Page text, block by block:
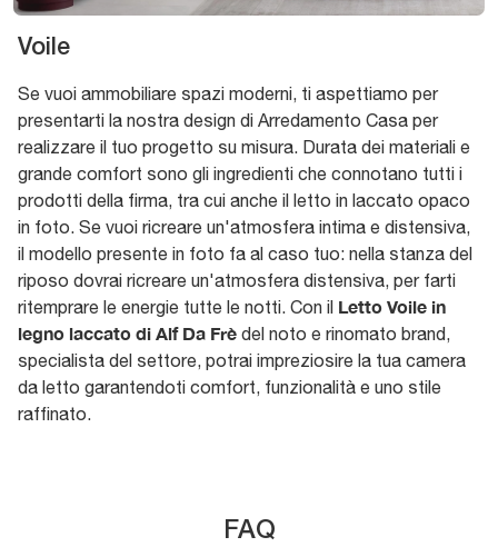
Voile
Se vuoi ammobiliare spazi moderni, ti aspettiamo per
presentarti la nostra design di Arredamento Casa per
realizzare il tuo progetto su misura. Durata dei materiali e
grande comfort sono gli ingredienti che connotano tutti i
prodotti della firma, tra cui anche il letto in laccato opaco
in foto. Se vuoi ricreare un'atmosfera intima e distensiva,
il modello presente in foto fa al caso tuo: nella stanza del
riposo dovrai ricreare un'atmosfera distensiva, per farti
ritemprare le energie tutte le notti. Con il Letto Voile in
legno laccato di Alf Da Frè del noto e rinomato brand,
specialista del settore, potrai impreziosire la tua camera
da letto garantendoti comfort, funzionalità e uno stile
raffinato.
FAQ